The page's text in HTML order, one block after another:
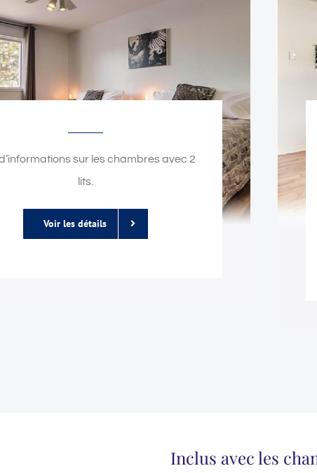
sur les chambres avec 2
lits.
Voir les détails
Inclus avec les